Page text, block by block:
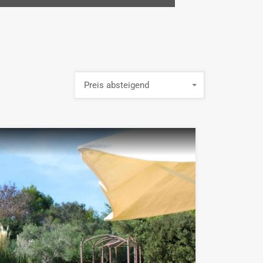
Preis absteigend